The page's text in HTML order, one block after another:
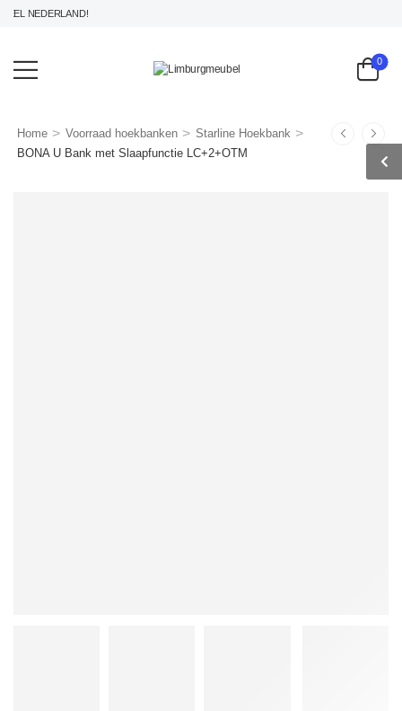
NEDERLAND!
0
Home > Voorraad hoekbanken > Starline Hoekbank >
BONA U Bank met Slaapfunctie LC+2+OTM